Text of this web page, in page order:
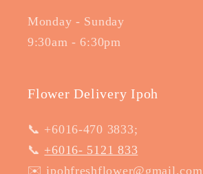
Monday - Sunday
9:30am - 6:30pm
Flower Delivery Ipoh
📞 +6016-470 3833;
📞 +6016- 5121 833
✉️ ipohfreshflower@gmail.com